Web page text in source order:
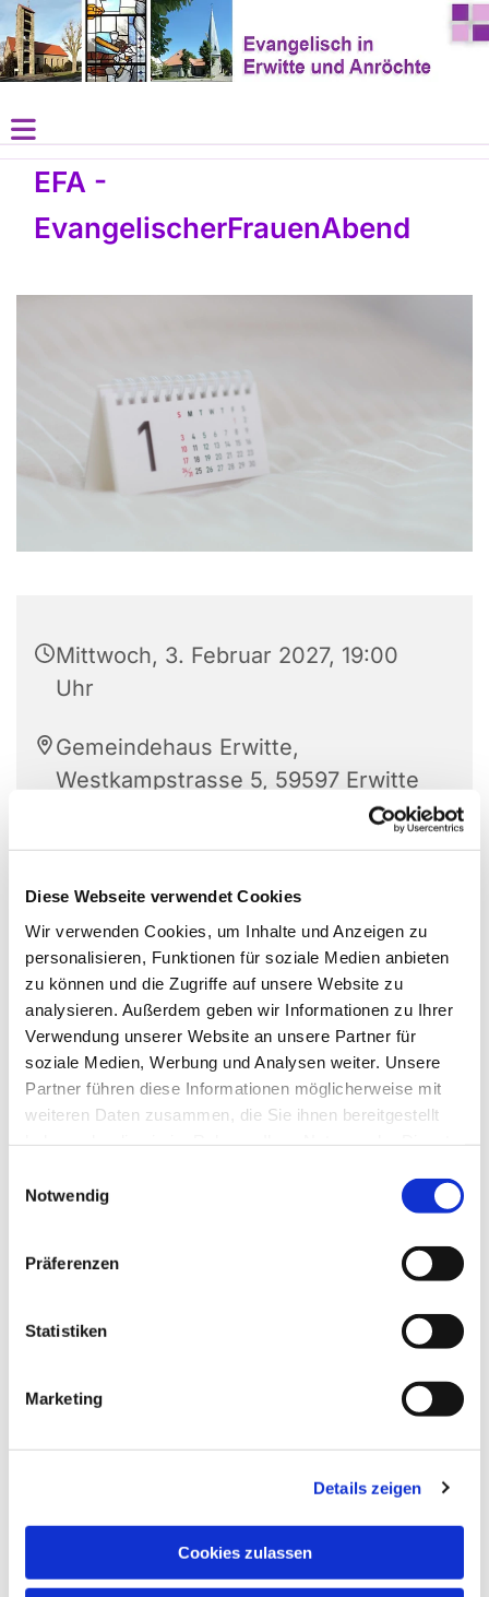
Diese Webseite verwendet Cookies
Wir verwenden Cookies, um Inhalte und Anzeigen zu
personalisieren, Funktionen für soziale Medien anbieten
zu können und die Zugriffe auf unsere Website zu
analysieren. Außerdem geben wir Informationen zu Ihrer
Verwendung unserer Website an unsere Partner für
soziale Medien, Werbung und Analysen weiter. Unsere
Partner führen diese Informationen möglicherweise mit
weiteren Daten zusammen, die Sie ihnen bereitgestellt
Notwendig
Präferenzen
Statistiken
Marketing
Details zeigen
Cookies zulassen
EFA -
EvangelischerFrauenAbend
Mittwoch, 3. Februar 2027, 19:00
Uhr
Gemeindehaus Erwitte,
Westkampstrasse 5, 59597 Erwitte
interessieren